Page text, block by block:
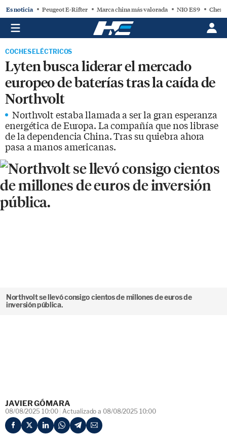
Es noticia Peugeot E-Rifter Marca china más valorada NIO ES9 Chery
COCHES ELÉCTRICOS
Lyten busca liderar el mercado
europeo de baterías tras la caída de
Northvolt
Northvolt estaba llamada a ser la gran esperanza
energética de Europa. La compañía que nos librase
de la dependencia China. Tras su quiebra ahora
pasa a manos americanas.
Northvolt se llevó consigo cientos de millones de euros de
inversión pública.
JAVIER GÓMARA
08/08/2025 10:00 Actualizado a 08/08/2025 10:00